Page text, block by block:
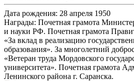
Дата рождения: 28 апреля 1950
Награды: Почетная грамота
и науки РФ. Почетная грамота
«За вклад в реализацию
образования». За многолетний
«Ветеран труда Мордовского
университета». Почетная грамота
Ленинского района г. Саранска.